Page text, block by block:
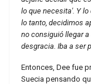
lo que necesita'. Y
lo tanto, decidimos
no consiguió llegar
desgracia. Iba a ser
Entonces, Dee fue
Suecia pensando